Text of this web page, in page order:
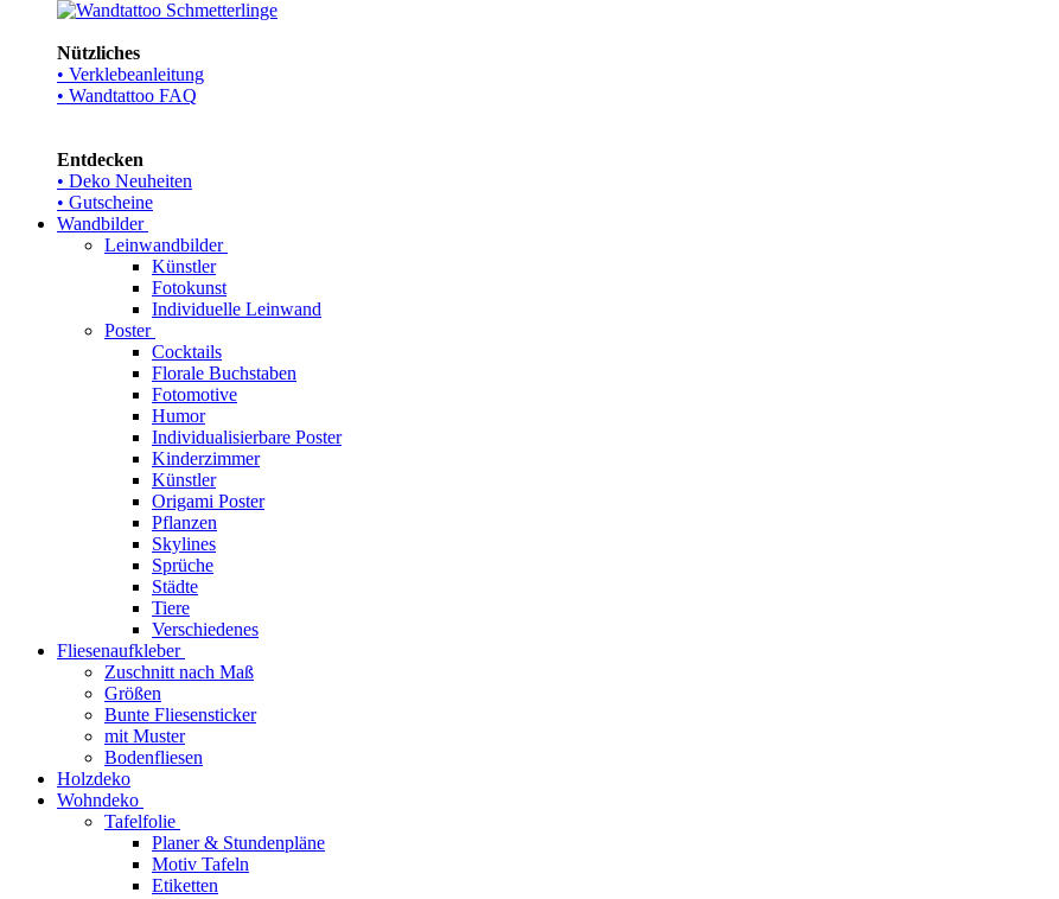
Nützliches
• Verklebeanleitung
• Wandtattoo FAQ
Entdecken
• Deko Neuheiten
• Gutscheine
Wandbilder
Leinwandbilder
Künstler
Fotokunst
Individuelle Leinwand
Poster
Cocktails
Florale Buchstaben
Fotomotive
Humor
Individualisierbare Poster
Kinderzimmer
Künstler
Origami Poster
Pflanzen
Skylines
Sprüche
Städte
Tiere
Verschiedenes
Fliesenaufkleber
Zuschnitt nach Maß
Größen
Bunte Fliesensticker
mit Muster
Bodenfliesen
Holzdeko
Wohndeko
Tafelfolie
Planer & Stundenpläne
Motiv Tafeln
Etiketten